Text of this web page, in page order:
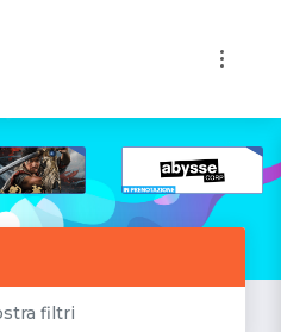
filtri